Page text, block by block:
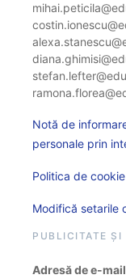
Notă de
personale prin
Politica de cookie
Modifică setarile
PUBLICITATE ȘI
Adresă de e-mail